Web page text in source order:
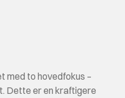
med to hovedfokus –
Dette er en kraftigere